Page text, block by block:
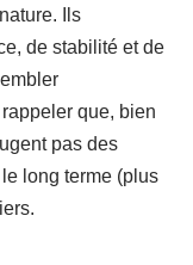
Ils
de stabilité et de
que, bien
pas des
long terme (plus